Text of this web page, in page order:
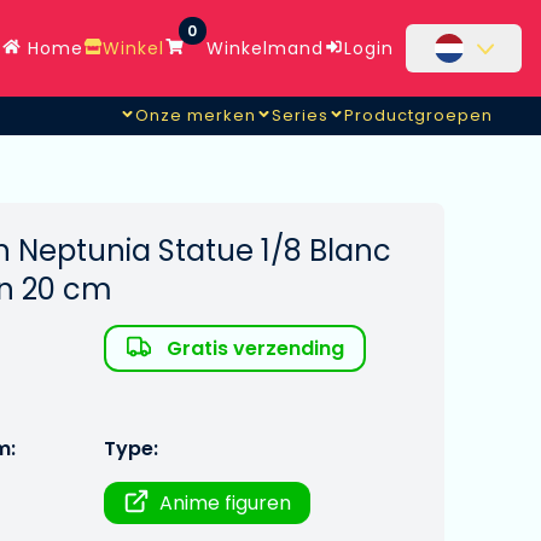
Home Winkel
0
Winkelmand Login
Onze merken Series Productgroepen
Neptunia Statue 1/8 Blanc
20 cm
Gratis verzending
Type:
Anime figuren